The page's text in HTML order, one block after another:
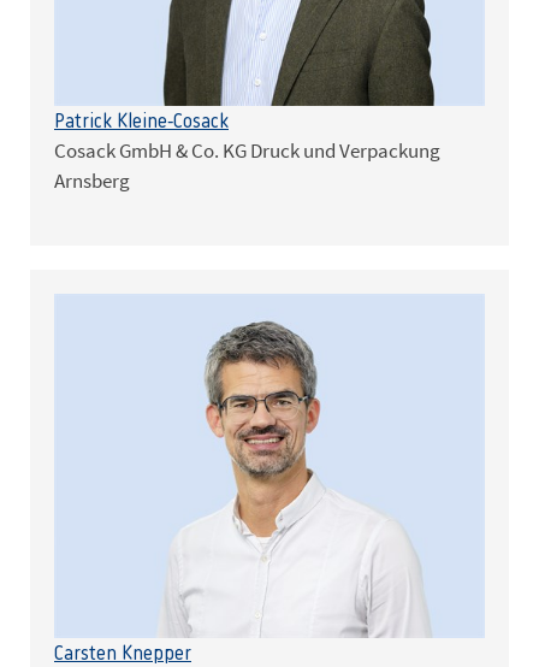
Patrick Kleine-Cosack
Cosack GmbH & Co. KG Druck und Verpackung
Arnsberg
Carsten Knepper